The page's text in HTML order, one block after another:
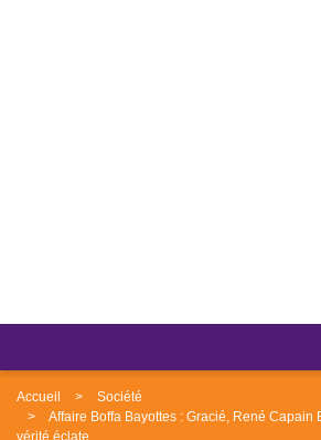
Accueil
Société
Affaire Boffa Bayottes : Gracié, René Capain
vérité éclate